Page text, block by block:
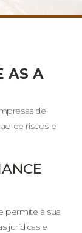
AS A
de
de riscos e
permite à sua
jurídicas e